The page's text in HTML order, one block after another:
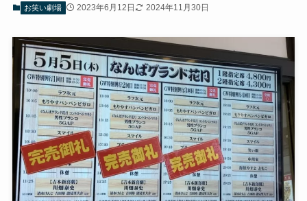
お笑い劇場 2023年6月12日 2024年11月30日